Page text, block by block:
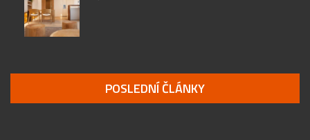
POSLEDNÍ ČLÁNKY